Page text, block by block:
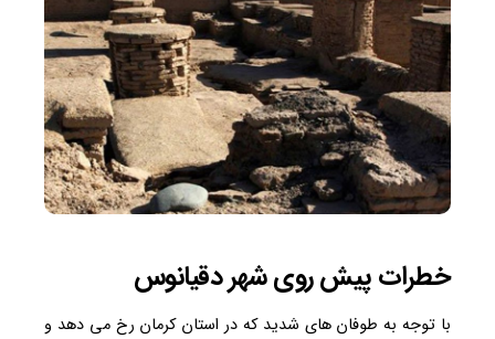
خطرات پیش روی شهر دقیانوس
با توجه به طوفان های شدید که در استان کرمان رخ می دهد و